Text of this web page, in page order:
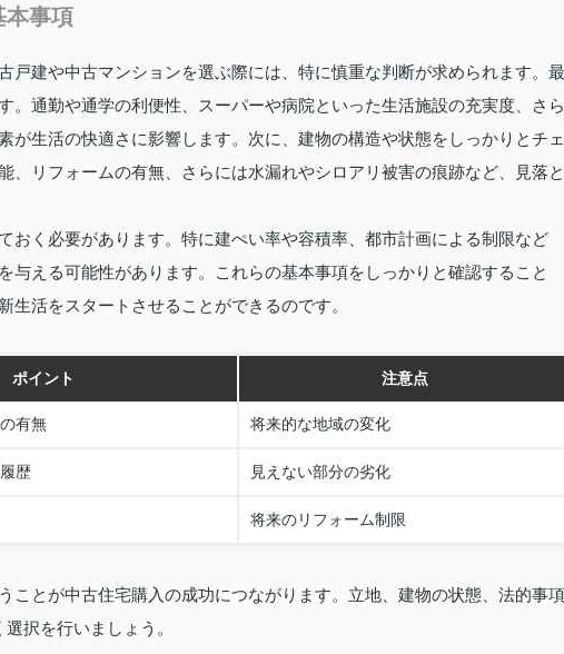
本事項
戸建や中古マンションを選ぶ際には、特に慎重な判断が求められます。最
。通勤や通学の利便性、スーパーや病院といった生活施設の充実度、さら
が生活の快適さに影響します。次に、建物の構造や状態をしっかりとチェ
、リフォームの有無、さらには水漏れやシロアリ被害の痕跡など、見落と
おく必要があります。特に建ぺい率や容積率、都市計画による制限など
与える可能性があります。これらの基本事項をしっかりと確認すること
活をスタートさせることができるのです。
ポイント 注意点
有無 将来的な地域の変化
歴 見えない部分の劣化
将来のリフォーム制限
ことが中古住宅購入の成功につながります。立地、建物の状態、法的事項
択を行いましょう。